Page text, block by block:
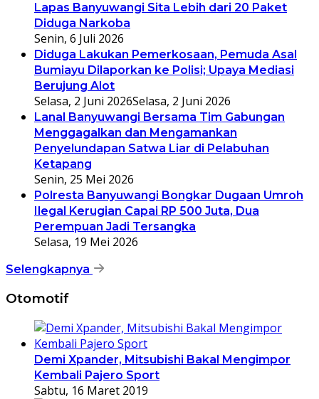
Lapas Banyuwangi Sita Lebih dari 20 Paket
Diduga Narkoba
Senin, 6 Juli 2026
Diduga Lakukan Pemerkosaan, Pemuda Asal
Bumiayu Dilaporkan ke Polisi; Upaya Mediasi
Berujung Alot
Selasa, 2 Juni 2026Selasa, 2 Juni 2026
Lanal Banyuwangi Bersama Tim Gabungan
Menggagalkan dan Mengamankan
Penyelundapan Satwa Liar di Pelabuhan
Ketapang
Senin, 25 Mei 2026
Polresta Banyuwangi Bongkar Dugaan Umroh
Ilegal Kerugian Capai RP 500 Juta, Dua
Perempuan Jadi Tersangka
Selasa, 19 Mei 2026
Selengkapnya
Otomotif
Demi Xpander, Mitsubishi Bakal Mengimpor
Kembali Pajero Sport
Sabtu, 16 Maret 2019